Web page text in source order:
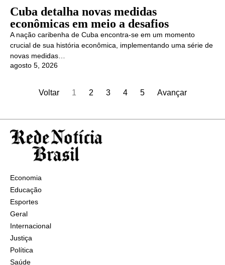
Cuba detalha novas medidas
econômicas em meio a desafios
A nação caribenha de Cuba encontra-se em um momento
crucial de sua história econômica, implementando uma série de
novas medidas…
agosto 5, 2026
Voltar 1 2 3 4 5 Avançar
Economia
Educação
Esportes
Geral
Internacional
Justiça
Política
Saúde